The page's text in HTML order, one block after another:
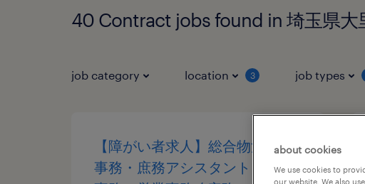
40 Contract jobs found in 埼玉県大
job category location 3 job types
【障がい者求人】総合物流業／
事務・庶務アシスタント（一般
about cookies
We use cookies to
our website. We also